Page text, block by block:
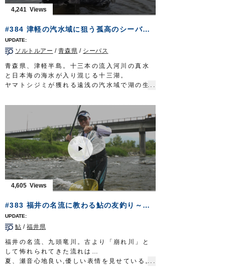
フに挑むショア・キャスティングゲーム。艶
やかで、華やかなる釣りが幕を開ける。
■タックル①
ロッド：サーフロッド MH 10ft4in
リール：4000番クラス XGスピニングリール
メインライン：PE 1号（8本ヨリ）
リーダー：フロロ 25lb
ルアー：メタルジグ 32g/シンキングペンシル
95mm ほか
■タックル②
ロッド：サーフロッド MST 10ft8in
リール：4000番クラス XG スピニングリー
ル
メインライン：PE 1号（8本ヨリ）
リーダー：フロロ 25lb
直リグラバーギル1/0（シンカー 14gに変
更）
OWNERMOVIEhttp://ownertv.jp/
http://www.owner.co.jp
4,241
#384 津軽の汽水域に狙う孤高のシーバス～技を尽くす本州北端のルアーゲーム～
ソルトルアー /青森県 / シーバス
青森県、津軽半島。十三本の流入河川の真水
と日本海の海水が入り混じる十三湖。
ヤマトシジミが獲れる遠浅の汽水域で湖の生
このルアーフィッシングの好敵手と対峙する
のは、ベテラン辺見哲也さん。
得意とするミノーイングで、世界のフィール
ドを渡り歩き記憶に残る魚を釣ってきた。
津軽の汽水域に狙う孤高のシーバス。
一筋縄ではいかない相手との息詰まる攻防の
先に、望外の釣果が待っていた。
放送日 2019年9月22日
■タックル
ロッド：シーバスロッド 9ft10in
ル
メインライン：PE 1.2号
リーダー：フロロ 25lb
スナップ：
クイックスナップ
#1
ルアー：フローティングミノー ほか
フック：
STX-45ZN#4
4,605
#383 福井の名流に教わる鮎の友釣り～追星が指し示す未来への道～
鮎 /福井県
福井の名流、九頭竜川。古より「崩れ川」と
して怖れられてきた流れは…
夏、瀬音心地良い,優しい表情を見せている。